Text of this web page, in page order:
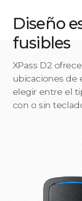
Diseño
fusibles
XPass D2
ubicaciones de
elegir entre el
con o sin